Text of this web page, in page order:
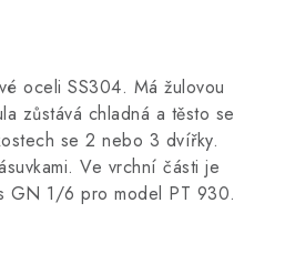
oceli SS304. Má žulovou
zůstává chladná a těsto se
se 2 nebo 3 dvířky.
Ve vrchní části je
GN 1/6 pro model PT 930.